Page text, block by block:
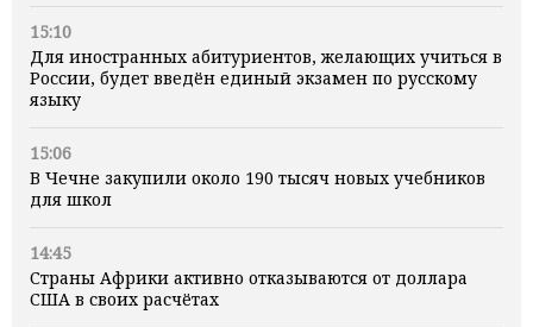
15:10
Для иностранных абитуриентов, желающих учиться в
России, будет введён единый экзамен по русскому
языку
15:06
В Чечне закупили около 190 тысяч новых учебников
для школ
14:45
Страны Африки активно отказываются от доллара
США в своих расчётах